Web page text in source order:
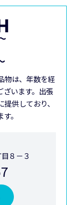
物は、年数を経
ざいます。出張
供しており、
。
８－３